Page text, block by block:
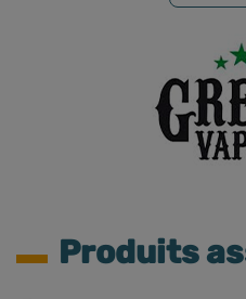
Produits